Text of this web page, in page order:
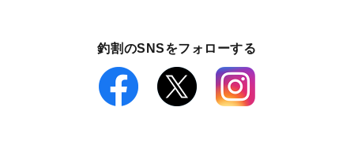
釣割のSNSをフォローする